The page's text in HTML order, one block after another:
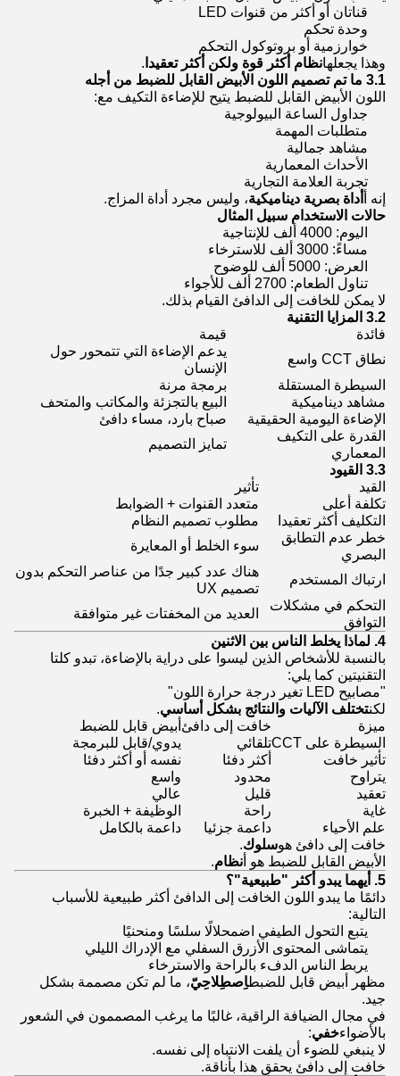
قناتان أو أكثر من قنوات LED
وحدة تحكم
خوارزمية أو بروتوكول التحكم
وهذا يجعلهانظام أكثر قوة ولكن أكثر تعقيدا .
3.1 ما تم تصميم اللون الأبيض القابل للضبط من أجله
اللون الأبيض القابل للضبط يتيح للإضاءة التكيف مع:
جداول الساعة البيولوجية
متطلبات المهمة
مشاهد جمالية
الأحداث المعمارية
تجربة العلامة التجارية
إنه أ
أداة بصرية ديناميكية، وليس مجرد أداة المزاج.
حالات الاستخدام سبيل المثال
اليوم: 4000 ألف للإنتاجية
مساءً: 3000 ألف للاسترخاء
العرض: 5000 ألف للوضوح
تناول الطعام: 2700 ألف للأجواء
لا يمكن للخافت إلى الدافئ القيام بذلك.
3.2 المزايا التقنية
فائدة
قيمة
نطاق CCT واسع
يدعم الإضاءة التي تتمحور حول
الإنسان
السيطرة المستقلة
برمجة مرنة
مشاهد ديناميكية
البيع بالتجزئة والمكاتب والمتحف
الإضاءة اليومية الحقيقية
صباح بارد، مساء دافئ
القدرة على التكيف
المعماري
تمايز التصميم
3.3 القيود
القيد
تأثير
تكلفة أعلى
متعدد القنوات + الضوابط
التكليف أكثر تعقيدا
مطلوب تصميم النظام
خطر عدم التطابق
البصري
سوء الخلط أو المعايرة
ارتباك المستخدم
هناك عدد كبير جدًا من عناصر التحكم بدون
تصميم UX
التحكم في مشكلات
التوافق
العديد من المخفتات غير متوافقة
4. لماذا يخلط الناس بين الاثنين
بالنسبة للأشخاص الذين ليسوا على دراية بالإضاءة، تبدو كلتا
التقنيتين كما يلي:
"مصابيح LED تغير درجة حرارة اللون"
لكنتختلف الآليات والنتائج بشكل أساسي.
ميزة
خافت إلى دافئ أبيض قابل للضبط
السيطرة على CCT
تلقائي
يدوي/قابل للبرمجة
تأثير خافت
أكثر دفئا
نفسه أو أكثر دفئا
يتراوح
محدود
واسع
تعقيد
قليل
عالي
غاية
راحة
الوظيفة + الخبرة
علم الأحياء
داعمة جزئيا
داعمة بالكامل
خافت إلى دافئ هوسلوك.
الأبيض القابل للضبط هو أ نظام.
5. أيهما يبدو أكثر "طبيعية"؟
دائمًا ما يبدو اللون الخافت إلى الدافئ أكثر طبيعية للأسباب
التالية:
يتبع التحول الطيفي اضمحلالًا سلسًا ومنحنيًا
يتماشى المحتوى الأزرق السفلي مع الإدراك الليلي
يربط الناس الدفء بالراحة والاسترخاء
مظهر أبيض قابل للضبطاِصطِلاحِيّ، ما لم تكن مصممة بشكل
جيد.
في مجال الضيافة الراقية، غالبًا ما يرغب المصممون في الشعور
بالأضواءخفي:
لا ينبغي للضوء أن يلفت الانتباه إلى نفسه.
خافت إلى دافئ يحقق هذا بأناقة.